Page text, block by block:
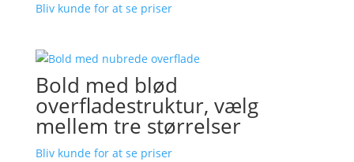
Bliv kunde for at se priser
Bold med blød
overfladestruktur, vælg
mellem tre størrelser
Bliv kunde for at se priser